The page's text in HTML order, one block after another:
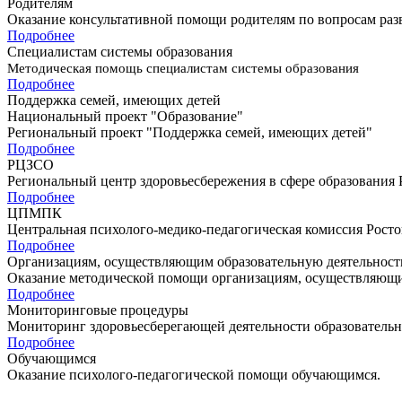
Оказание консультативной помощи родителям по вопросам
Подробнее
Специалистам системы образования
Методическая помощь специалистам системы образования
Подробнее
Поддержка семей, имеющих детей
Национальный проект "Образование"
Региональный проект "Поддержка семей, имеющих детей"
Подробнее
РЦЗСО
Региональный центр здоровьесбережения в сфере образования
Подробнее
ЦПМПК
Центральная психолого-медико-педагогическая комиссия
Подробнее
Организациям, осуществляющим образовательную
Оказание методической помощи организациям,
Подробнее
Мониторинговые процедуры
Мониторинг здоровьесберегающей деятельности
Подробнее
Обучающимся
Оказание психолого-педагогической помощи обучающимcя.